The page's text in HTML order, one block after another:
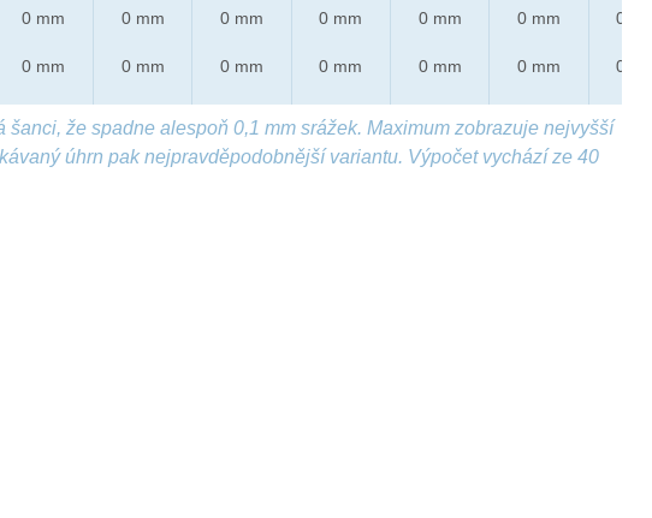
0 mm
0 mm
0 mm
0 mm
0 mm
0 mm
0 mm
0 mm
0 mm
0 mm
0 mm
0 mm
0 mm
0 mm
šanci, že spadne alespoň 0,1 mm srážek. Maximum zobrazuje nejvyšší
úhrn pak nejpravděpodobnější variantu. Výpočet vychází ze 40